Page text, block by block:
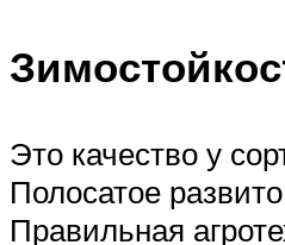
Это качество у
Полосатое
Правильная